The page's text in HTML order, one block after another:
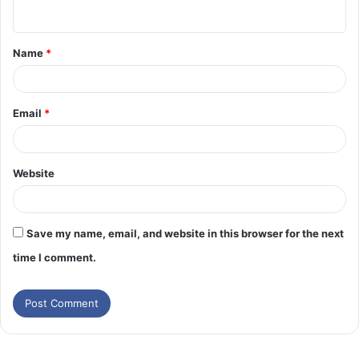
Name *
Email *
Website
Save my name, email, and website in this browser for the next
time I comment.